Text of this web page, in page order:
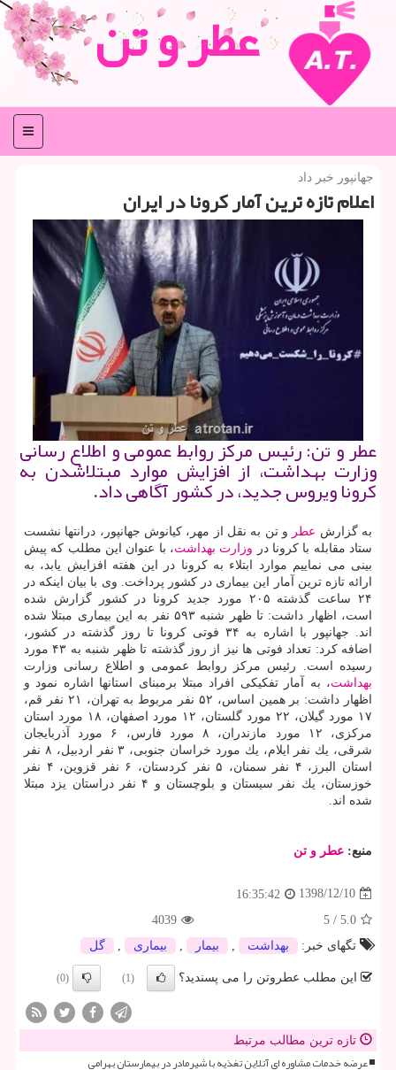
عطر و تن
منو
جهانپور خبر داد
اعلام تازه ترین آمار كرونا در ایران
عطر و تن: رئیس مركز روابط عمومی و اطلاع رسانی
وزارت بهداشت، از افزایش موارد مبتلاشدن به
كرونا ویروس جدید، در كشور آگاهی داد.
به گزارش عطر و تن به نقل از مهر، كیانوش جهانپور، درانتها نشست
ستاد مقابله با كرونا در وزارت بهداشت، با عنوان این مطلب كه پیش
بینی می نماییم موارد ابتلاء به كرونا در این هفته افزایش یابد، به
ارائه تازه ترین آمار این بیماری در كشور پرداخت. وی با بیان اینكه در
۲۴ ساعت گذشته ۲۰۵ مورد جدید كرونا در كشور گزارش شده
است، اظهار داشت: تا ظهر شنبه ۵۹۳ نفر به این بیماری مبتلا شده
اند. جهانپور با اشاره به ۳۴ فوتی كرونا تا روز گذشته در كشور،
اضافه كرد: تعداد فوتی ها نیز از روز گذشته تا ظهر شنبه به ۴۳ مورد
رسیده است. رئیس مركز روابط عمومی و اطلاع رسانی وزارت
بهداشت، به آمار تفكیكی افراد مبتلا برمبنای استانها اشاره نمود و
اظهار داشت: بر همین اساس، ۵۲ نفر مربوط به تهران، ۲۱ نفر قم،
۱۷ مورد گیلان، ۲۲ مورد گلستان، ۱۲ مورد اصفهان، ۱۸ مورد استان
مركزی، ۱۲ مورد مازندران، ۸ مورد فارس، ۶ مورد آذربایجان
شرقی، یك نفر ایلام، یك مورد خراسان جنوبی، ۳ نفر اردبیل، ۸ نفر
استان البرز، ۴ نفر سمنان، ۵ نفر كردستان، ۶ نفر قزوین، ۴ نفر
خوزستان، یك نفر سیستان و بلوچستان و ۴ نفر دراستان یزد مبتلا
شده اند.
منبع: عطر و تن
1398/12/10
16:35:42
5.0
/
5
4039
تگهای خبر:
بهداشت بیمار بیماری گل
این مطلب عطروتن را می پسندید؟ (1)
(0)
تازه ترین مطالب مرتبط
عرضه خدمات مشاوره ای آنلاین تغذیه با شیرمادر در بیمارستان بهرامی